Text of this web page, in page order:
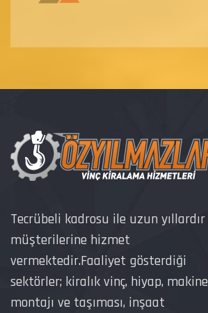
Tecrübeli kadrosu ile uzun yıllardır
müşterilerine hizmet
vermektedir.Faaliyet gösterdiği
sektörler; kiralık vinç, hiyap, makine
montajı ve taşıması, inşaat